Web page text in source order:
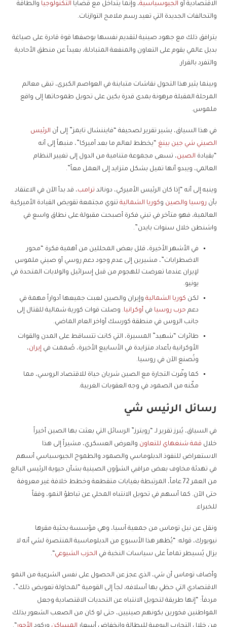
الاقتصادية أو الجيوسياسية، وإنما يتداخل مع قضايا التكنولوجيا والطاقة
والتحالفات الجديدة التي تعيد رسم ملامح التوازنات.
يترافق ذلك مع جهود صينية لتقديم نفسها بوصفها قوة قادرة على صياغة
بديل عالمي يقوم على التعاون والمنفعة المتبادلة، بعيداً عن منطق الأحادية
والتفرد بالقرار.
وبينما يثير هذا التحول نقاشات متباينة في العواصم الكبرى، تبقى معالم
المرحلة المقبلة مرهونة بمدى قدرة بكين على تحويل طموحاتها إلى واقع
ملموس.
في هذا السياق، يشير تقرير لصحيفة “فايننشال تايمز” إلى أن الرئيس
الصيني شي جين بينغ “يخطط لعالم ما بعد أميركا”، منبهاً إلى أنه
“بقيادة الصين، تسعى مجموعة متنامية من الدول إلى تغيير النظام
العالمي، ويبدو أنها تميل بشكل متزايد إلى العمل معاً”.
وينبه إلى أنه “إذا كان الرئيس الأميركي، دونالد ترامب، قد بدأ الآن في الاعتقاد
بأن روسيا والصين وكوريا الشمالية تنوي مجتمعة تقويض القيادة الأميركية
العالمية، فهو متأخر في تبني فكرة أصبحت مقبولة على نطاق واسع في
واشنطن خلال سنوات بايدن”.
في الأشهر الأخيرة، قلل بعض المحللين من أهمية فكرة “محور
الاضطرابات”، مشيرين إلى عدم وجود دعم روسي أو صيني ملموس
لإيران عندما تعرضت للهجوم من قبل إسرائيل والولايات المتحدة في
يونيو.
لكن كوريا الشمالية وإيران والصين لعبت جميعها أدواراً مهمة في
دعم حرب روسيا في أوكرانيا. وصلت قوات كورية شمالية للقتال إلى
جانب الروس في منطقة كورسك أواخر العام الماضي.
طائرات “شهيد” المسيرة، التي كانت تتساقط على المدن والقوات
الأوكرانية بأعداد متزايدة في الأسابيع الأخيرة، صُممت في إيران،
وتُصنع الآن في روسيا.
كما وفّرت التجارة مع الصين شريان حياة للاقتصاد الروسي، مما
مكّنه من الصمود في وجه العقوبات الغربية.
رسائل الرئيس شي
في السياق، يُبرز تقرير لـ “رويترز” الرسائل التي بعثت بها الصين أخيراً
خلال قمة شنغهاي للتعاون والعرض العسكري، مشيراً إلى هذا
الاستعراض للنفوذ الدبلوماسي والصمود والطموح الجيوسياسي أسهم
في تهدئة مخاوف بعض مراقبي الشؤون الصينية بشأن حيوية الرئيس البالغ
من العمر 72 عاماً، المرتبطة بغيابات متقطعة وخطط خلافة غير معروفة
حتى الآن. كما أسهم في تحويل الانتباه المحلي عن تباطؤ النمو، وفقاً
للخبراء.
ونقل عن نيل توماس من جمعية آسيا، وهي مؤسسة بحثية مقرها
نيويورك، قوله: “يُظهر هذا الأسبوع من الدبلوماسية المنتصرة لشي أنه لا
يزال يُسيطر تماماً على سياسات النخبة في الحزب الشيوعي“.
وأضاف توماس أن شي، الذي عجز عن الحصول على نفس الشرعية من النمو
الاقتصادي التي حظي بها أسلافه، لجأ إلى القومية “لمحاولة تعويض ذلك”،
مردفاً: “إنها طريقة لتحويل الانتباه عن التحديات الاقتصادية وجعل
المواطنين فخورين بكونهم صينيين، حتى لو كان من الصعب الشعور بذلك